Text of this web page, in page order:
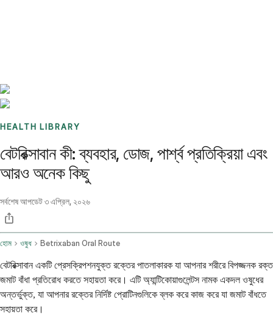
HEALTH LIBRARY
বেটরিক্সাবান কী: ব্যবহার, ডোজ, পার্শ্ব প্রতিক্রিয়া এবং
আরও অনেক কিছু
সর্বশেষ আপডেট৩ এপ্রিল, ২০২৬
হোম ওষুধ Betrixaban Oral Route
বেটরিক্সাবান একটি প্রেসক্রিপশনযুক্ত রক্তের পাতলাকারক যা আপনার শরীরে বিপজ্জনক রক্ত
জমাট বাঁধা প্রতিরোধ করতে সহায়তা করে। এটি অ্যান্টিকোয়াগুলেন্টস নামক একদল ওষুধের
অন্তর্ভুক্ত, যা আপনার রক্তের নির্দিষ্ট প্রোটিনগুলিকে ব্লক করে কাজ করে যা জমাট বাঁধতে
সহায়তা করে।